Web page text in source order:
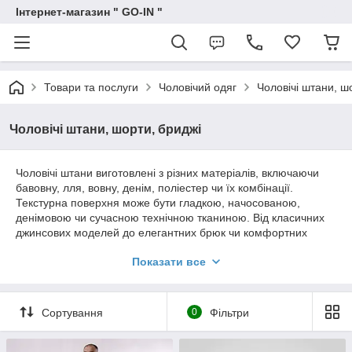
Інтернет-магазин " GO-IN "
Товари та послуги Чоловічий одяг Чоловічі штани,
Чоловічі штани, шорти, бриджі
Чоловічі штани виготовлені з різних матеріалів, включаючи
бавовну, лля, вовну, денім, поліестер чи їх комбінації.
Текстурна поверхня може бути гладкою, начосованою,
денімовою чи сучасною технічною тканиною. Від класичних
джинсових моделей до елегантних брюк чи комфортних
відповідності різним стилів та випадкам використання.
силуету залежить від особистих вподобань і образу, який ви
хочете створити. Деталі можуть включати кишені, застібки на
блискавці або ґудзиках, а також декоративні шви чи стрічки.
Додаткові акценти можуть бути зброшурованими або мають
Показати все
Сортування 0 Фільтри